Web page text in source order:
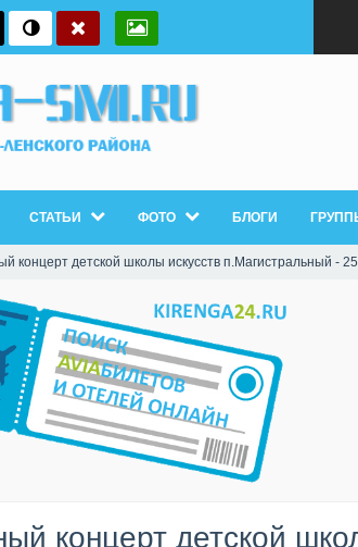
СТАТЬИ ФОТО БЛОГИ
концерт детской школы искусств п.Магистральный -
детской школы искусств